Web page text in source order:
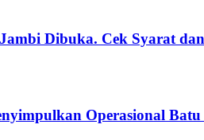
Dibuka. Cek Syarat
Operasional